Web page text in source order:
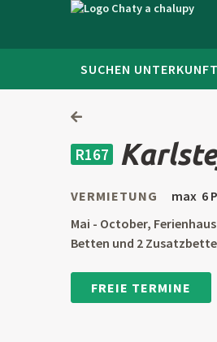
SUCHEN UNTERKUNFT
R167
VERMIETUNG
max 6
Mai - October,
Betten und 2
FREIE TERMINE